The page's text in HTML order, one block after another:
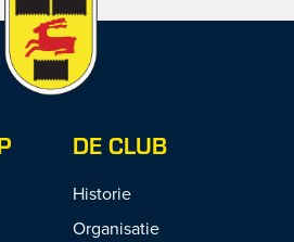
DE CLUB
Historie
Organisatie